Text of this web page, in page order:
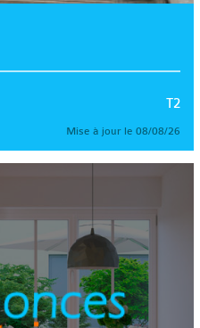
T2
Mise à jour le 08/08/26